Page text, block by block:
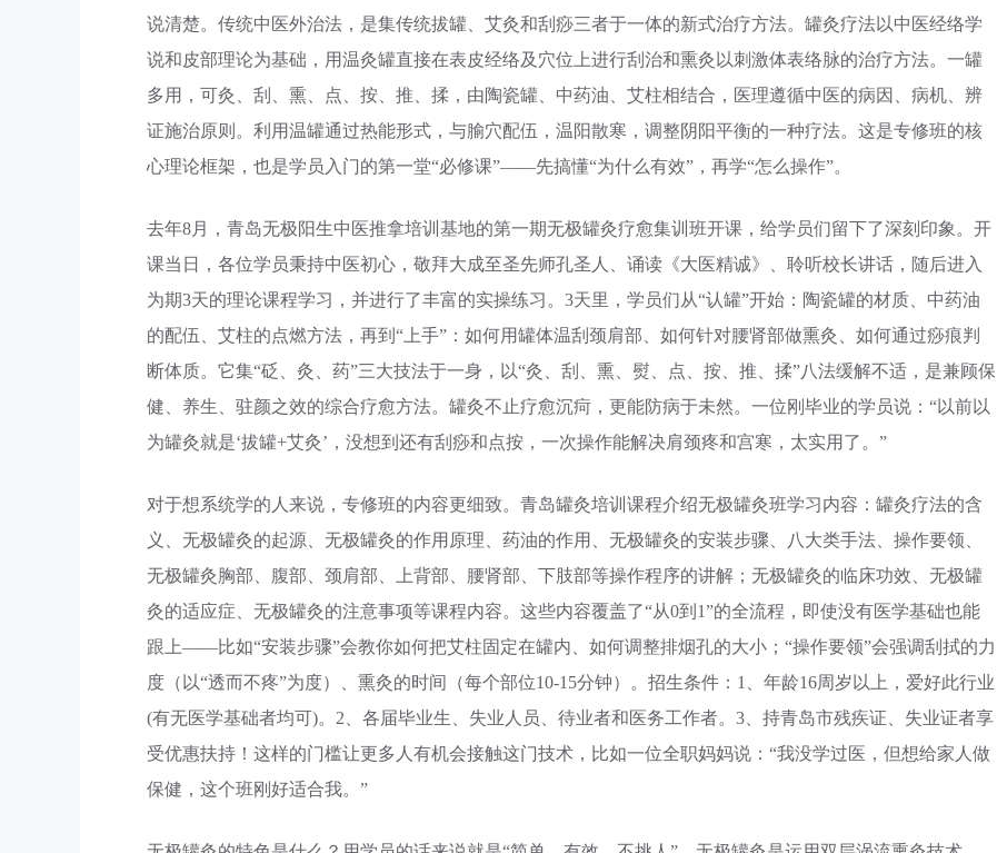
说清楚。传统中医外治法，是集传统拔罐、艾灸和刮痧三者于一体的新式治疗方法。罐灸疗法以中医经络学
说和皮部理论为基础，用温灸罐直接在表皮经络及穴位上进行刮治和熏灸以刺激体表络脉的治疗方法。一罐
多用，可灸、刮、熏、点、按、推、揉，由陶瓷罐、中药油、艾柱相结合，医理遵循中医的病因、病机、辨
证施治原则。利用温罐通过热能形式，与腧穴配伍，温阳散寒，调整阴阳平衡的一种疗法。这是专修班的核
心理论框架，也是学员入门的第一堂“必修课”——先搞懂“为什么有效”，再学“怎么操作”。
去年8月，青岛无极阳生中医推拿培训基地的第一期无极罐灸疗愈集训班开课，给学员们留下了深刻印象。开
课当日，各位学员秉持中医初心，敬拜大成至圣先师孔圣人、诵读《大医精诚》、聆听校长讲话，随后进入
为期3天的理论课程学习，并进行了丰富的实操练习。3天里，学员们从“认罐”开始：陶瓷罐的材质、中药油
的配伍、艾柱的点燃方法，再到“上手”：如何用罐体温刮颈肩部、如何针对腰肾部做熏灸、如何通过痧痕判
断体质。它集“砭、灸、药”三大技法于一身，以“灸、刮、熏、熨、点、按、推、揉”八法缓解不适，是兼顾保
健、养生、驻颜之效的综合疗愈方法。罐灸不止疗愈沉疴，更能防病于未然。一位刚毕业的学员说：“以前以
为罐灸就是‘拔罐+艾灸’，没想到还有刮痧和点按，一次操作能解决肩颈疼和宫寒，太实用了。”
对于想系统学的人来说，专修班的内容更细致。青岛罐灸培训课程介绍无极罐灸班学习内容：罐灸疗法的含
义、无极罐灸的起源、无极罐灸的作用原理、药油的作用、无极罐灸的安装步骤、八大类手法、操作要领、
无极罐灸胸部、腹部、颈肩部、上背部、腰肾部、下肢部等操作程序的讲解；无极罐灸的临床功效、无极罐
灸的适应症、无极罐灸的注意事项等课程内容。这些内容覆盖了“从0到1”的全流程，即使没有医学基础也能
跟上——比如“安装步骤”会教你如何把艾柱固定在罐内、如何调整排烟孔的大小；“操作要领”会强调刮拭的力
度（以“透而不疼”为度）、熏灸的时间（每个部位10-15分钟）。招生条件：1、年龄16周岁以上，爱好此行业
(有无医学基础者均可)。2、各届毕业生、失业人员、待业者和医务工作者。3、持青岛市残疾证、失业证者享
受优惠扶持！这样的门槛让更多人有机会接触这门技术，比如一位全职妈妈说：“我没学过医，但想给家人做
保健，这个班刚好适合我。”